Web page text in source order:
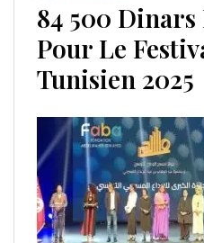
84 500 Dinars
Pour Le
Tunisien 2025